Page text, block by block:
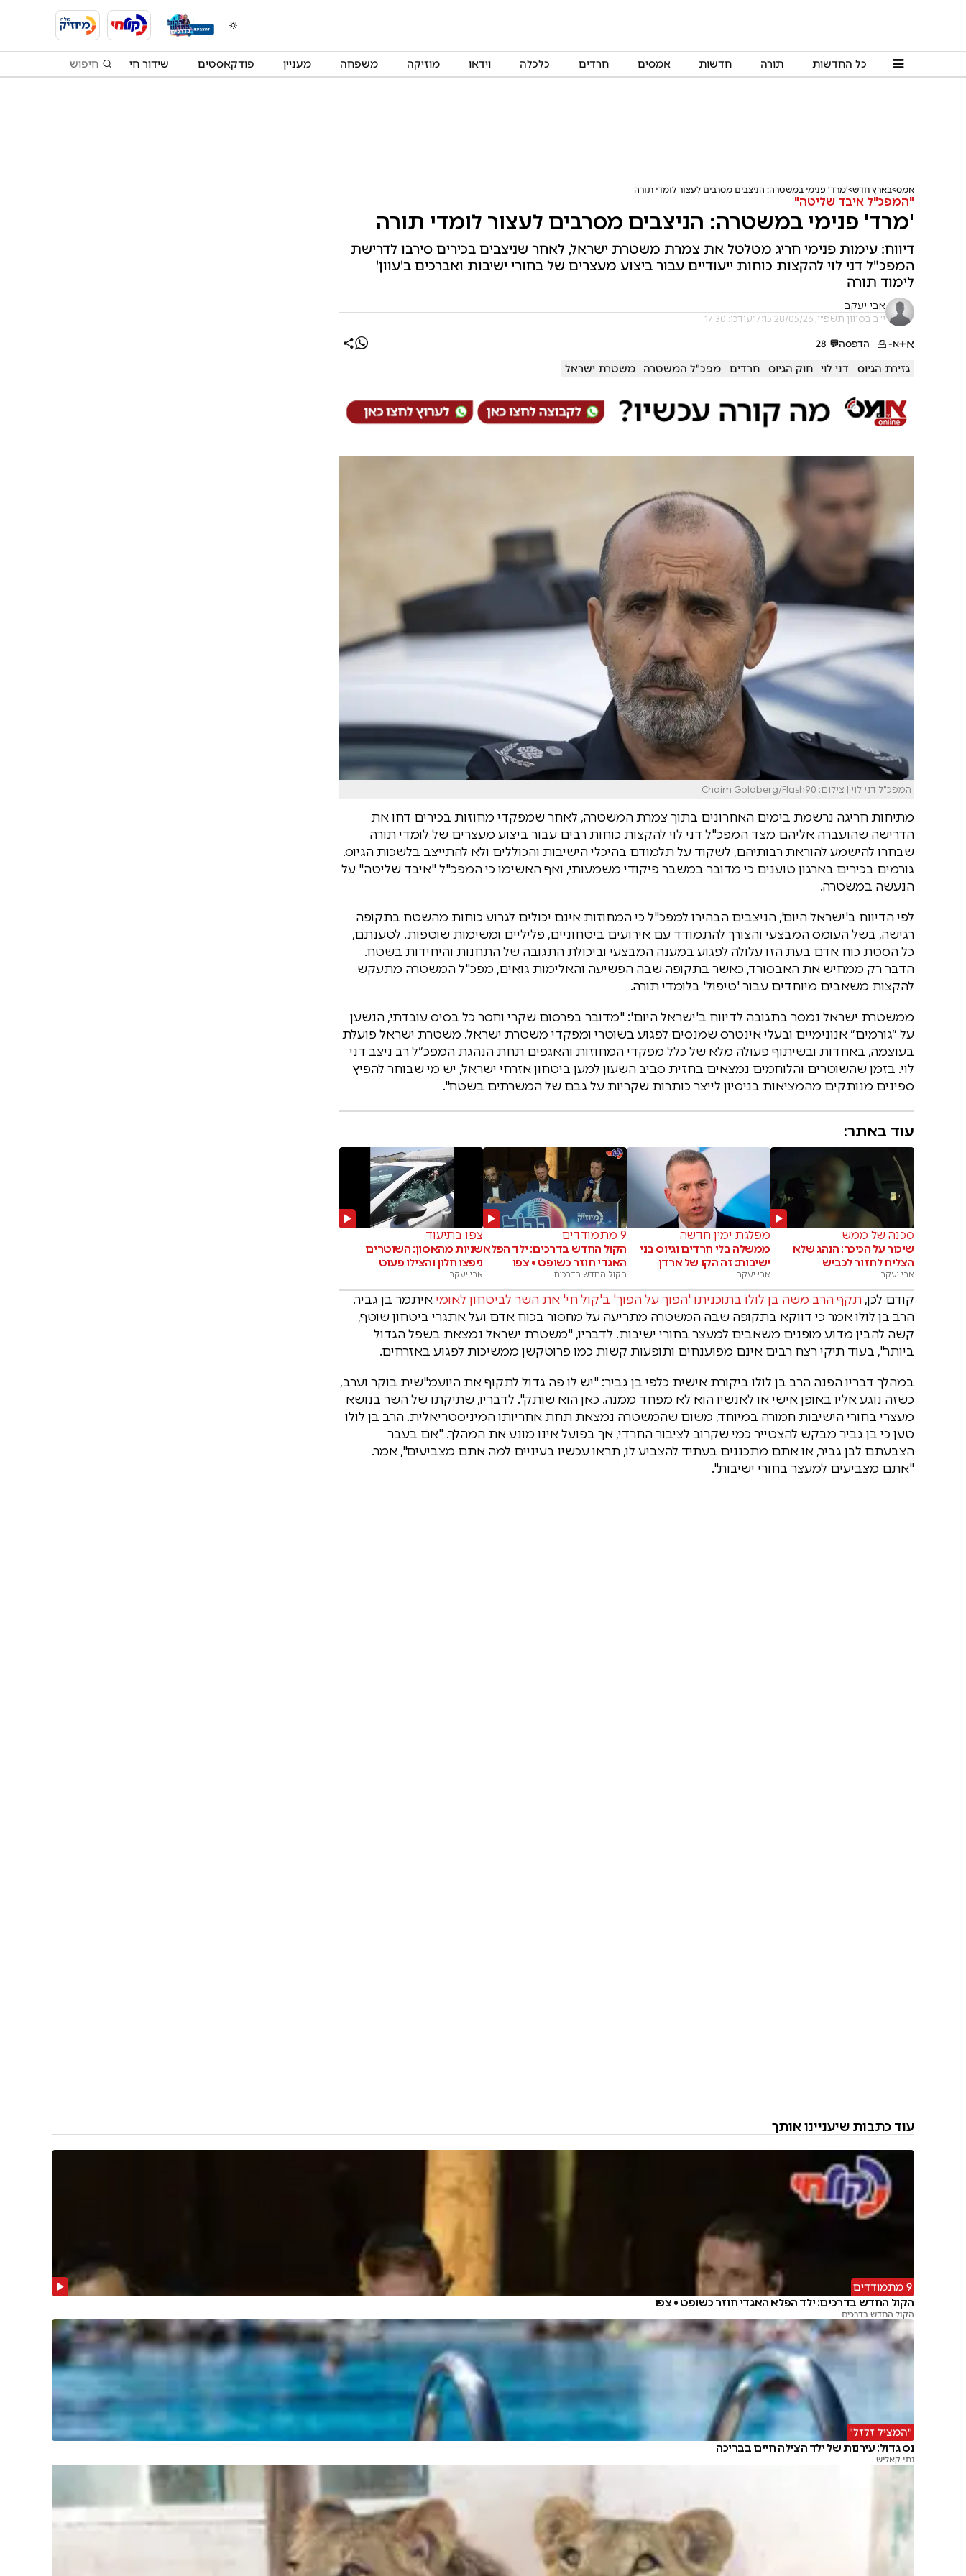
כל החדשות תורה חדשות אמסים חרדים כלכלה וידאו מוזיקה משפחה מעניין פודקאסטים שידור חי
אמס בארץ חדש 'מרד' פנימי במשטרה: הניצבים מסרבים לעצור לומדי תורה
"המפכ"ל איבד שליטה"
'מרד' פנימי במשטרה: הניצבים מסרבים לעצור לומדי תורה
דיווח: עימות פנימי חריג מטלטל את צמרת משטרת ישראל, לאחר שניצבים בכירים סירבו לדרישת
המפכ"ל דני לוי להקצות כוחות ייעודיים עבור ביצוע מעצרים של בחורי ישיבות ואברכים ב'עוון'
לימוד תורה
אבי יעקב
י"ב בסיוון תשפ"ו, 28/05/26 17:15 עודכן: 17:30
א+א- הדפסה💬
28
גזירת הגיוס דני לוי חוק הגיוס חרדים מפכ"ל המשטרה משטרת ישראל
המפכ"ל דני לוי | צילום: Chaim Goldberg/Flash90
מתיחות חריגה נרשמת בימים האחרונים בתוך צמרת המשטרה, לאחר שמפקדי מחוזות בכירים דחו את
הדרישה שהועברה אליהם מצד המפכ"ל דני לוי להקצות כוחות רבים עבור ביצוע מעצרים של לומדי תורה
שבחרו להישמע להוראת רבותיהם, לשקוד על תלמודם בהיכלי הישיבות והכוללים ולא להתייצב בלשכות הגיוס.
גורמים בכירים בארגון טוענים כי מדובר במשבר פיקודי משמעותי, ואף האשימו כי המפכ"ל "איבד שליטה" על
הנעשה במשטרה.
לפי הדיווח ב'ישראל היום', הניצבים הבהירו למפכ"ל כי המחוזות אינם יכולים לגרוע כוחות מהשטח בתקופה
רגישה, בשל העומס המבצעי והצורך להתמודד עם אירועים ביטחוניים, פליליים ומשימות שוטפות. לטענתם,
כל הסטת כוח אדם בעת הזו עלולה לפגוע במענה המבצעי וביכולת התגובה של התחנות והיחידות בשטח.
הדבר רק ממחיש את האבסורד, כאשר בתקופה שבה הפשיעה והאלימות גואים, מפכ"ל המשטרה מתעקש
להקצות משאבים מיוחדים עבור 'טיפול' בלומדי תורה.
ממשטרת ישראל נמסר בתגובה לדיווח ב'ישראל היום': "מדובר בפרסום שקרי וחסר כל בסיס עובדתי, הנשען
על ״גורמים״ אנונימיים ובעלי אינטרס שמנסים לפגוע בשוטרי ומפקדי משטרת ישראל. משטרת ישראל פועלת
בעוצמה, באחדות ובשיתוף פעולה מלא של כלל מפקדי המחוזות והאגפים תחת הנהגת המפכ״ל רב ניצב דני
לוי. בזמן שהשוטרים והלוחמים נמצאים בחזית סביב השעון למען ביטחון אזרחי ישראל, יש מי שבוחר להפיץ
ספינים מנותקים מהמציאות בניסיון לייצר כותרות שקריות על גבם של המשרתים בשטח".
עוד באתר:
סכנה של ממש
שיכור על הכיכר: הנהג שלא
הצליח לחזור לכביש
אבי יעקב
מפלגת ימין חדשה
ממשלה בלי חרדים וגיוס בני
ישיבות: זה הקו של ארדן
אבי יעקב
9 מתמודדים
הקול החדש בדרכים: ילד הפלא
האגדי חוזר כשופט • צפו
הקול החדש בדרכים
צפו בתיעוד
שניות מהאסון: השוטרים
ניפצו חלון והצילו פעוט
אבי יעקב
קודם לכן, תקף הרב משה בן לולו בתוכניתו 'הפוך על הפוך' ב'קול חי' את השר לביטחון לאומיאיתמר בן גביר.
הרב בן לולו אמר כי דווקא בתקופה שבה המשטרה מתריעה על מחסור בכוח אדם ועל אתגרי ביטחון שוטף,
קשה להבין מדוע מופנים משאבים למעצר בחורי ישיבות. לדבריו, "משטרת ישראל נמצאת בשפל הגדול
ביותר", בעוד תיקי רצח רבים אינם מפוענחים ותופעות קשות כמו פרוטקשן ממשיכות לפגוע באזרחים.
במהלך דבריו הפנה הרב בן לולו ביקורת אישית כלפי בן גביר: "יש לו פה גדול לתקוף את היועמ"שית בוקר וערב,
כשזה נוגע אליו באופן אישי או לאנשיו הוא לא מפחד ממנה. כאן הוא שותק". לדבריו, שתיקתו של השר בנושא
מעצרי בחורי הישיבות חמורה במיוחד, משום שהמשטרה נמצאת תחת אחריותו המיניסטריאלית. הרב בן לולו
טען כי בן גביר מבקש להצטייר כמי שקרוב לציבור החרדי, אך בפועל אינו מונע את המהלך. "אם בעבר
הצבעתם לבן גביר, או אתם מתכננים בעתיד להצביע לו, תראו עכשיו בעיניים למה אתם מצביעים", אמר.
"אתם מצביעים למעצר בחורי ישיבות".
עוד כתבות שיעניינו אותך
9 מתמודדים
הקול החדש בדרכים: ילד הפלא האגדי חוזר כשופט • צפו
הקול החדש בדרכים
"המציל זלזל"
נס גדול: עירנות של ילד הצילה חיים בבריכה
נתי קאליש